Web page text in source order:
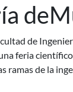
de
feria
ramas de la